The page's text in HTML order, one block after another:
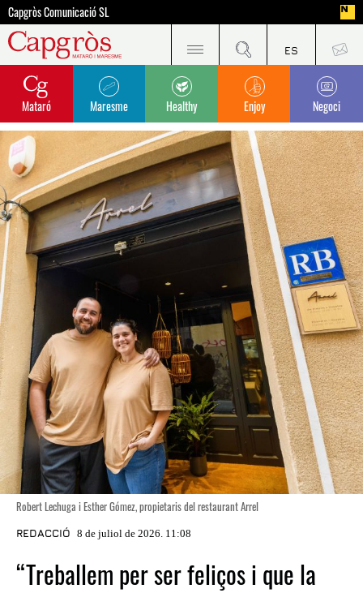
Capgròs Comunicació SL
Mataró Maresme Healthy Enjoy Negoci
Robert Lechuga i Esther Gómez, propietaris del restaurant Arrel
REDACCIÓ 8 de juliol de 2026. 11:08
“Treballem per ser feliços i que la